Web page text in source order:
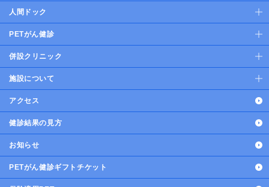
人間ドック
PETがん健診
併設クリニック
施設について
アクセス
健診結果の見方
お知らせ
PETがん健診ギフトチケット